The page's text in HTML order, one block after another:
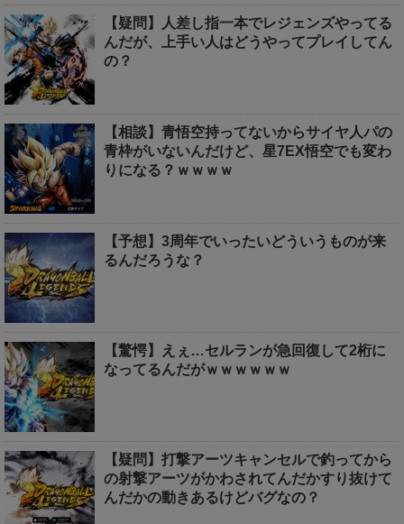
【疑問】人差し指一本でレジェンズやってる
んだが、上手い人はどうやってプレイしてん
の？
【相談】青悟空持ってないからサイヤ人パの
青枠がいないんだけど、星7EX悟空でも変わ
りになる？ｗｗｗｗ
【予想】3周年でいったいどういうものが来
るんだろうな？
【驚愕】えぇ…セルランが急回復して2桁に
なってるんだがｗｗｗｗｗｗ
【疑問】打撃アーツキャンセルで釣ってから
の射撃アーツがかわされてんだかすり抜けて
んだかの動きあるけどバグなの？